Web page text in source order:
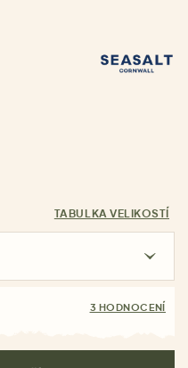
TABULKA VELIKOSTÍ
3 HODNOCENÍ